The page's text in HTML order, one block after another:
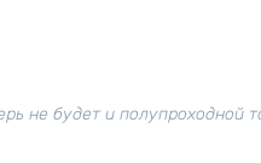
не будет и полупроходной